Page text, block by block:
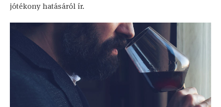
jótékony hatásáról ír.